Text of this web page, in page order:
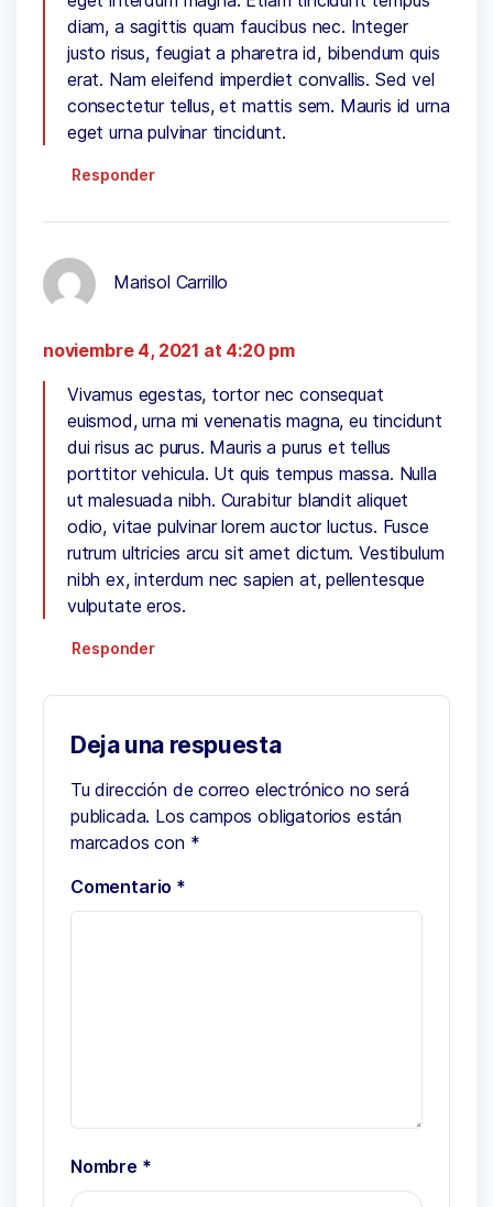
diam, a sagittis quam faucibus nec. Integer
justo risus, feugiat a pharetra id, bibendum quis
erat. Nam eleifend imperdiet convallis. Sed vel
consectetur tellus, et mattis sem. Mauris id urna
eget urna pulvinar tincidunt.
Responder
Marisol Carrillo
noviembre 4, 2021 at 4:20 pm
Vivamus egestas, tortor nec consequat
euismod, urna mi venenatis magna, eu tincidunt
dui risus ac purus. Mauris a purus et tellus
porttitor vehicula. Ut quis tempus massa. Nulla
ut malesuada nibh. Curabitur blandit aliquet
odio, vitae pulvinar lorem auctor luctus. Fusce
rutrum ultricies arcu sit amet dictum. Vestibulum
nibh ex, interdum nec sapien at, pellentesque
vulputate eros.
Responder
Deja una respuesta
Tu dirección de correo electrónico no será
publicada. Los campos obligatorios están
marcados con *
Comentario *
Nombre *